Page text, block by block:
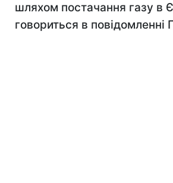
шляхом постачання газу в
говориться в повідомленні